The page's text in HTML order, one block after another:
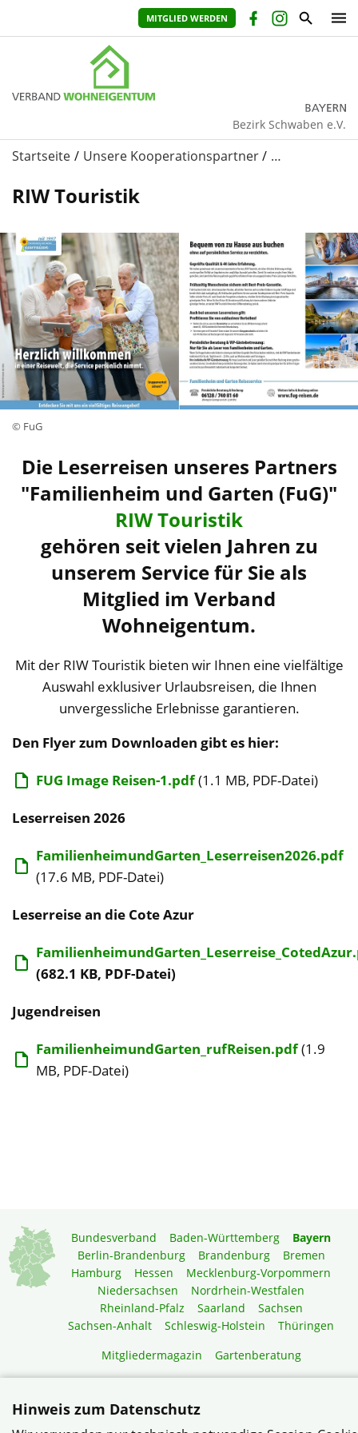
MITGLIED WERDEN
Bezirk Schwaben e.V.
Startseite Unsere Kooperationspartner …
RIW Touristik
© FuG
Die Leserreisen unseres Partners
"Familienheim und Garten (FuG)"
RIW Touristik
gehören seit vielen Jahren zu
unserem Service für Sie als
Mitglied im Verband
Wohneigentum.
Mit der RIW Touristik bieten wir Ihnen eine vielfältige
Auswahl exklusiver Urlaubsreisen, die Ihnen
unvergessliche Erlebnisse garantieren.
Den Flyer zum Downloaden gibt es hier:
FUG Image Reisen-1.pdf(1.1 MB, PDF-Datei)
Leserreisen 2026
FamilienheimundGarten_Leserreisen2026.pdf
(17.6 MB, PDF-Datei)
Leserreise an die Cote Azur
(682.1 KB, PDF-Datei)
Jugendreisen
FamilienheimundGarten_rufReisen.pdf(1.9
MB, PDF-Datei)
Bundesverband Baden-Württemberg
Bayern
Berlin-Brandenburg
Brandenburg
Bremen
Hamburg
Hessen
Mecklenburg-Vorpommern
Niedersachsen
Nordrhein-Westfalen
Rheinland-Pfalz
Saarland
Sachsen
Sachsen-Anhalt
Schleswig-Holstein
Thüringen
Mitgliedermagazin
Gartenberatung
© Bezirk Schwaben e.V. im Verband Wohneigentum Bayern
e.V.
Hinweis zum Datenschutz